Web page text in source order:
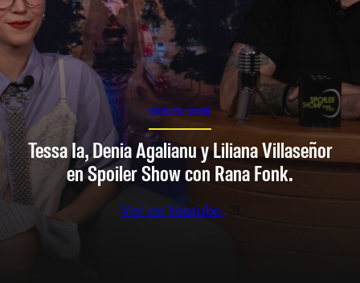
SPOILER SHOW
Tessa Ia, Denia Agalianu y Liliana Villaseñor
en Spoiler Show con Rana Fonk.
Ver en Youtube